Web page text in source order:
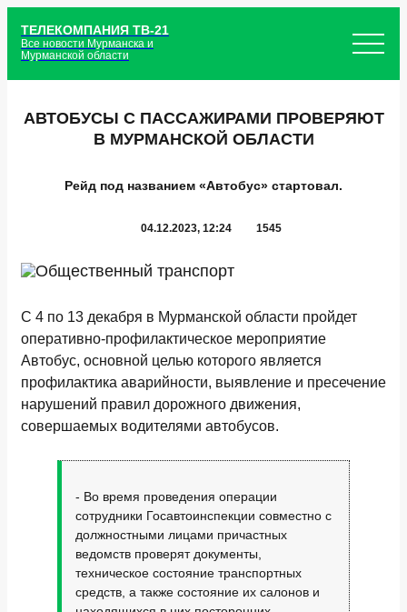
ТЕЛЕКОМПАНИЯ ТВ-21
Все новости Мурманска и
Мурманской области
АВТОБУСЫ С ПАССАЖИРАМИ ПРОВЕРЯЮТ
В МУРМАНСКОЙ ОБЛАСТИ
Рейд под названием «Автобус» стартовал.
04.12.2023, 12:24 1545
С 4 по 13 декабря в Мурманской области пройдет
оперативно-профилактическое мероприятие
Автобус, основной целью которого является
профилактика аварийности, выявление и пресечение
нарушений правил дорожного движения,
совершаемых водителями автобусов.
- Во время проведения операции
сотрудники Госавтоинспекции совместно с
должностными лицами причастных
ведомств проверят документы,
техническое состояние транспортных
средств, а также состояние их салонов и